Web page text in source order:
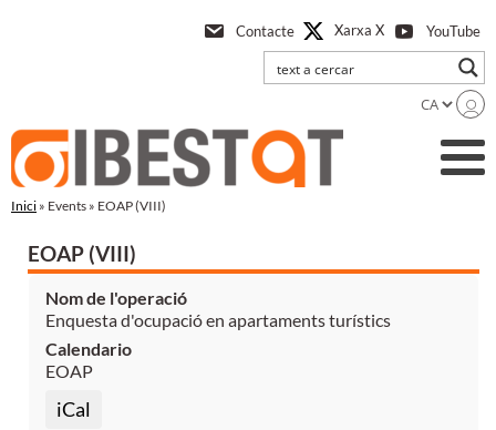
a
l'contingut
Contacte Xarxa X YouTube
Inici » Events » EOAP (VIII)
EOAP (VIII)
Nom de l'operació
Enquesta d'ocupació en apartaments turístics
Calendario
EOAP
iCal